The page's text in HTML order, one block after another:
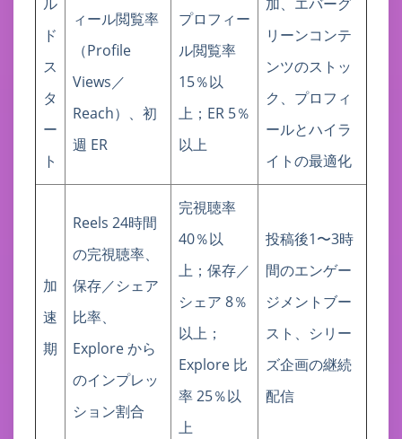
ド
ス
タ
ー
ト
ィール閲覧率
（Profile
Views／
Reach）、初
週 ER
プロフィー
ル閲覧率
15％以
上；ER 5％
以上
リーンコンテ
ンツのストッ
ク、プロフィ
ールとハイラ
イトの最適化
加
速
期
Reels 24時間
の完視聴率、
保存／シェア
比率、
Explore から
のインプレッ
ション割合
完視聴率
40％以
上；保存／
シェア 8％
以上；
Explore 比
率 25％以
上
投稿後1〜3時
間のエンゲー
ジメントブー
スト、シリー
ズ企画の継続
配信